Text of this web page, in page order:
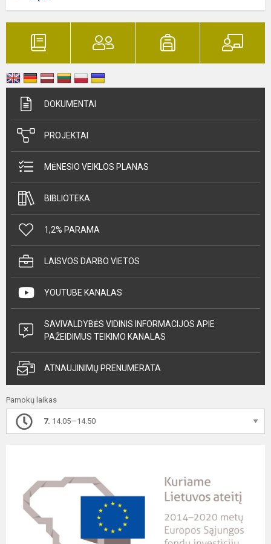
DOKUMENTAI
PROJEKTAI
MĖNESIO VEIKLOS PLANAS
BIBLIOTEKA
1,2% PARAMA
LAISVOS DARBO VIETOS
YOUTUBE KANALAS
SAVIVALDYBĖS VIDINIS INFORMACIJOS APIE
PAŽEIDIMUS TEIKIMO KANALAS
ATNAUJINIMŲ PRENUMERATA
Pamokų laikas
7. 14.05—14.50